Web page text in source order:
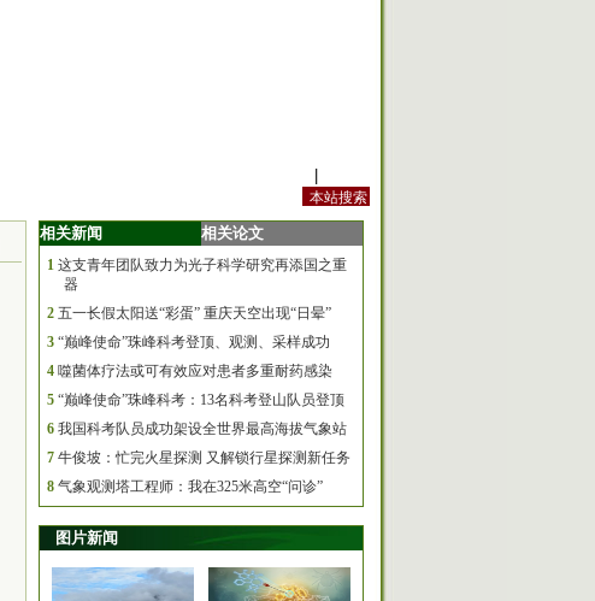
相关新闻 相关论文
1 这支青年团队致力为光子科学研究再添国之重
器
2 五一长假太阳送“彩蛋” 重庆天空出现“日晕”
3 “巅峰使命”珠峰科考登顶、观测、采样成功
4 噬菌体疗法或可有效应对患者多重耐药感染
5 “巅峰使命”珠峰科考：13名科考登山队员登顶
6 我国科考队员成功架设全世界最高海拔气象站
7 牛俊坡：忙完火星探测 又解锁行星探测新任务
8 气象观测塔工程师：我在325米高空“问诊”
图片新闻